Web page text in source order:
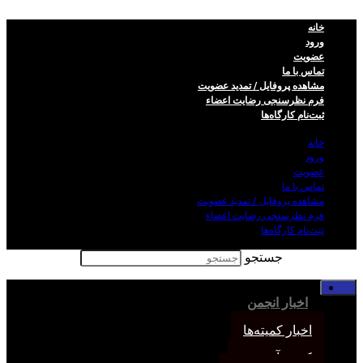
خانه
ورود
عضویت
تماس با ما
مشاهده پروفایل / تمدید عضویت
فرم نظر‌سنجی رضایت اعضاء
ثبت‌نام کارگاه‌ها
خانه
ورود
عضویت
تماس با ما
مشاهده پروفایل / تمدید عضویت
فرم نظر‌سنجی رضایت اعضاء
ثبت‌نام کارگاه‌ها
جستجو
اخبار انجمن
اخبار کمیته‌ها
کمیته آموزش